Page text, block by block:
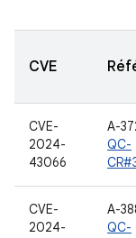
CVE
CVE-
2024-
43066
A-
QC-
CVE-
2024-
A-
QC-